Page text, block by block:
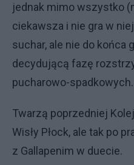
jednak mimo wszystko
ciekawsza i nie gra w
suchar, ale nie do końca
decydującą fazę
pucharowo-spadkowych.
Twarzą poprzedniej
Wisły Płock, ale tak po
z Gallapenim w duecie.